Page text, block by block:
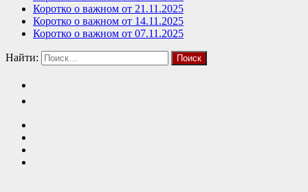
Коротко о важном от 21.11.2025
Коротко о важном от 14.11.2025
Коротко о важном от 07.11.2025
Найти: